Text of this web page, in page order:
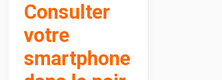
Consulter
votre
smartphone